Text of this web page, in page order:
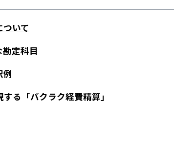
いて
定科目
例
る「バクラク経費精算」